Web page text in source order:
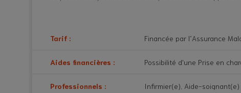
Tarif : Financée par l’Assurance
Aides financières : Possibilité d'une Prise en
Professionnels : Infirmier(e), Aide-soignant(e)